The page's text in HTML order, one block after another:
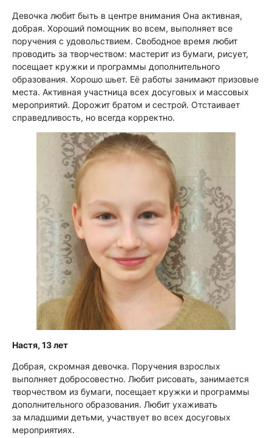
Девочка любит быть в центре внимания Она активная,
добрая. Хороший помощник во всем, выполняет все
поручения с удовольствием. Свободное время любит
проводить за творчеством: мастерит из бумаги, рисует,
посещает кружки и программы дополнительного
образования. Хорошо шьет. Её работы занимают призовые
места. Активная участница всех досуговых и массовых
мероприятий. Дорожит братом и сестрой. Отстаивает
справедливость, но всегда корректно.
Настя, 13 лет
Добрая, скромная девочка. Поручения взрослых
выполняет добросовестно. Любит рисовать, занимается
творчеством из бумаги, посещает кружки и программы
дополнительного образования. Любит ухаживать
за младшими детьми, участвует во всех досуговых
мероприятиях.